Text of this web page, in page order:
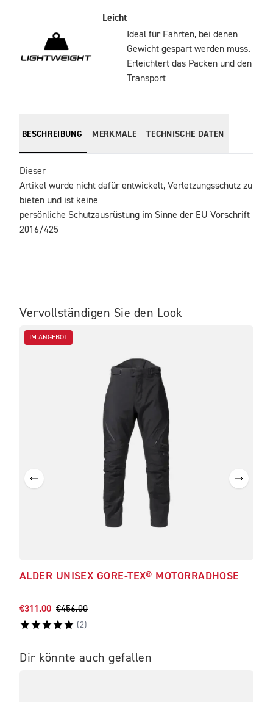
Leicht
Ideal für Fahrten, bei denen
Gewicht gespart werden muss.
Erleichtert das Packen und den
Transport
BESCHREIBUNG MERKMALE TECHNISCHE DATEN
Dieser
Artikel wurde nicht dafür entwickelt, Verletzungsschutz zu
bieten und ist keine
persönliche Schutzausrüstung im Sinne der EU Vorschrift
2016/425
Vervollständigen Sie den Look
IM ANGEBOT
ALDER UNISEX GORE-TEX® MOTORRADHOSE
€311.00 €456.00
(2)
Dir könnte auch gefallen